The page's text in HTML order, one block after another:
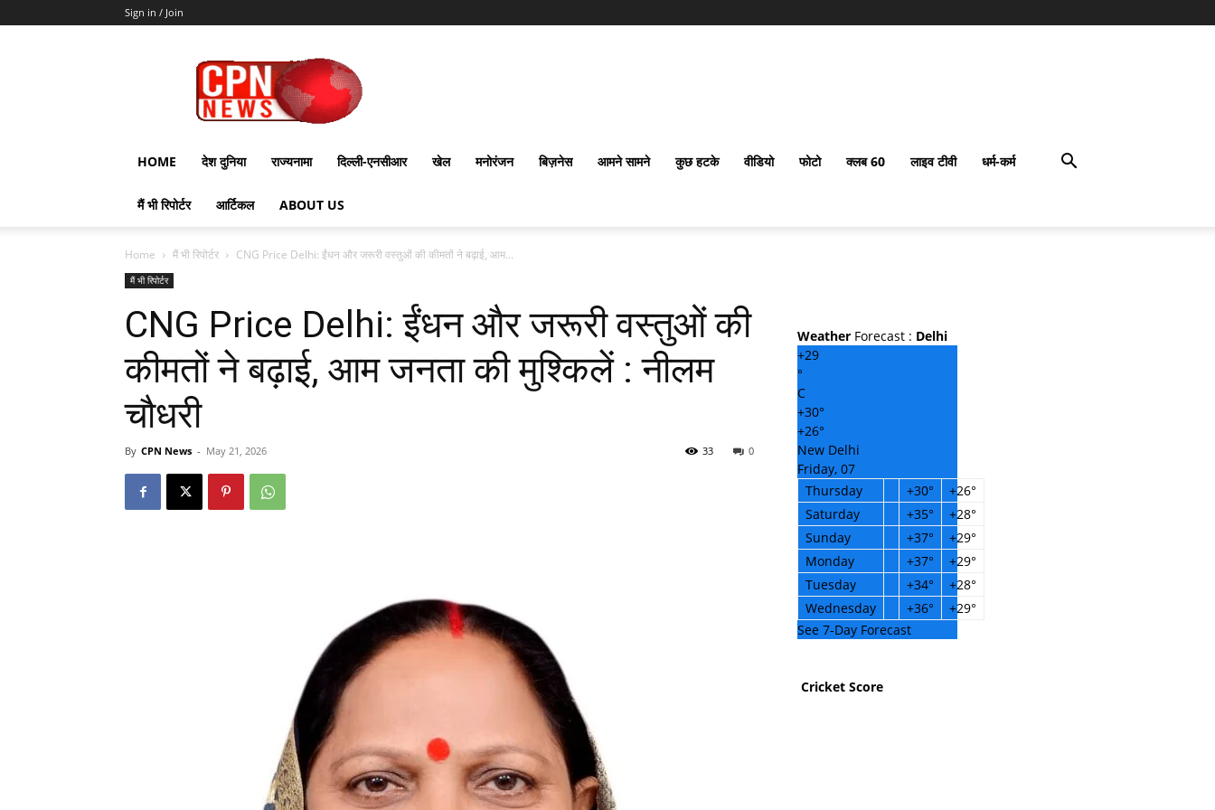
Sign in / Join
CPN
News
HOME देश दुनिया राज्यनामा दिल्ली-एनसीआर खेल मनोरंजन बिज़नेस आमने सामने कुछ हटके वीडियो फोटो क्लब 60 लाइव टीवी धर्म-कर्म
मैं भी रिपोर्टर आर्टिकल ABOUT US
Home मैं भी रिपोर्टर CNG Price Delhi: ईंधन और जरूरी वस्तुओं की कीमतों ने बढ़ाई, आम...
मैं भी रिपोर्टर
CNG Price Delhi: ईंधन और जरूरी वस्तुओं की
कीमतों ने बढ़ाई, आम जनता की मुश्किलें : नीलम
चौधरी
By CPN News - May 21, 2026 0
33
Weather Forecast : Delhi
+29
°
C
+30°
+26°
New Delhi
Friday, 07
Thursday
+30° +26°
Saturday
+35° +28°
Sunday
+37° +29°
Monday
+37° +29°
Tuesday
+34° +28°
Wednesday
+36° +29°
See 7-Day Forecast
Cricket Score